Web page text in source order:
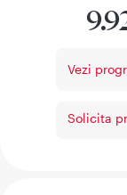
Vezi
Solicita